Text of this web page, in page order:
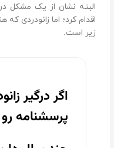
البته نشان از یک مشکل
اقدام کرد؛ اما زانو‌دردی
زیر است.